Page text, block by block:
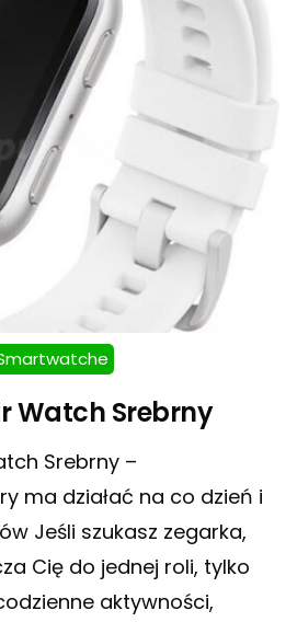
Watch Srebrny
Srebrny –
ma działać na co dzień i
Jeśli szukasz zegarka,
Cię do jednej roli, tylko
aktywności,